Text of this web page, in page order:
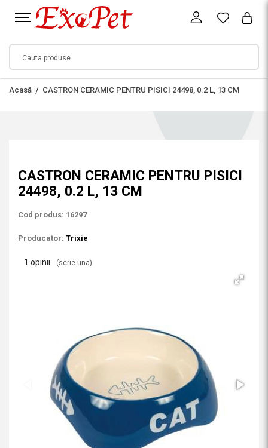
Acasă CASTRON CERAMIC PENTRU PISICI 24498, 0.2 L, 13 CM
CASTRON CERAMIC PENTRU PISICI
24498, 0.2 L, 13 CM
Cod produs: 16297
Producator: Trixie
1 opinii (scrie una)